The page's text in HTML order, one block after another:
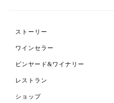
ストーリー
ワインセラー
ビンヤード&ワイナリー
レストラン
ショップ